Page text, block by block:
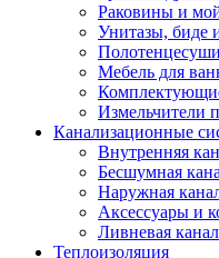
Раковины и
Унитазы, биде
Мебель для
Измельчители
Канализационные
Внутренняя
Бесшумная
Наружная
Аксессуары и
Ливневая
Теплоизоляция